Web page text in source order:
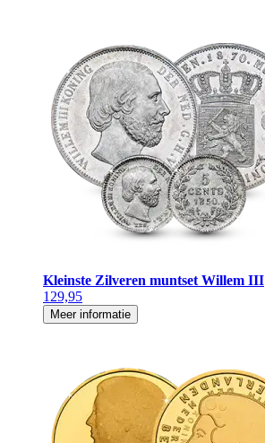
Kleinste Zilveren muntset Willem III
129,95
Meer informatie